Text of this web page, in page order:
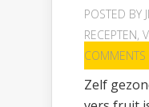
POSTED BY
RECEPTEN,
COMMENTS
Zelf